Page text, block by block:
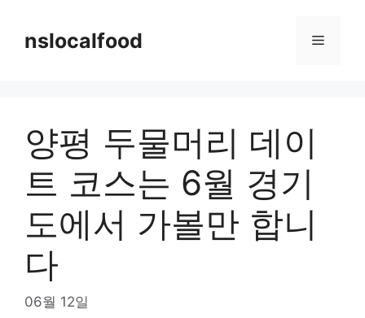
contentnslocalfood Menu
양평 두물머리 데이
트 코스는 6월 경기
도에서 가볼만 합니
다
06월 12일